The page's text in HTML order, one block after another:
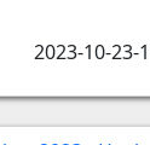
2023-10-23-